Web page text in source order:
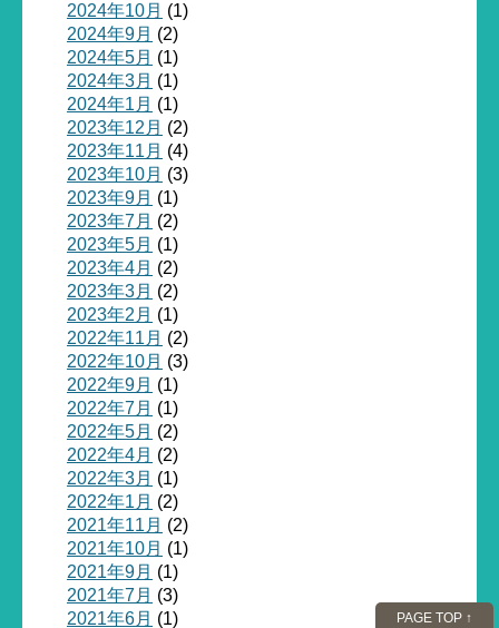
2024年10月 (1)
2024年9月 (2)
2024年5月 (1)
2024年3月 (1)
2024年1月 (1)
2023年12月 (2)
2023年11月 (4)
2023年10月 (3)
2023年9月 (1)
2023年7月 (2)
2023年5月 (1)
2023年4月 (2)
2023年3月 (2)
2023年2月 (1)
2022年11月 (2)
2022年10月 (3)
2022年9月 (1)
2022年7月 (1)
2022年5月 (2)
2022年4月 (2)
2022年3月 (1)
2022年1月 (2)
2021年11月 (2)
2021年10月 (1)
2021年9月 (1)
2021年7月 (3)
2021年6月 (1) PAGE TOP ↑